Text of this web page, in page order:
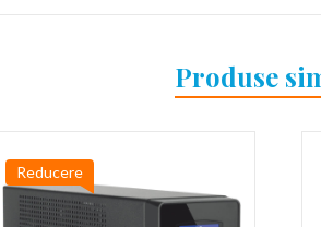
Produse
Reducere